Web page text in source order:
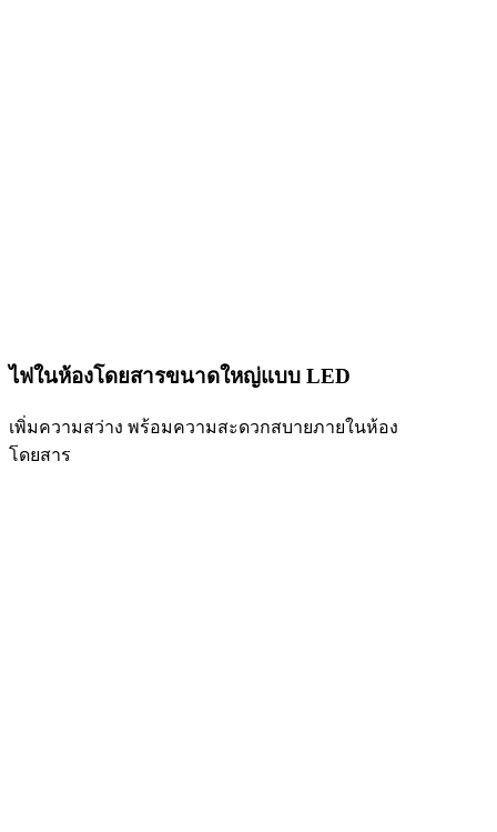
ไฟในห้องโดยสารขนาดใหญ่แบบ LED
เพิ่มความสว่าง พร้อมความสะดวกสบายภายในห้อง
โดยสาร